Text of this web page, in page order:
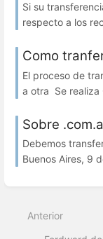
Si su
respecto a los
Como
El proceso de
a otra Se realiza
Sobre
Debemos
Buenos Aires, 9
Anterior